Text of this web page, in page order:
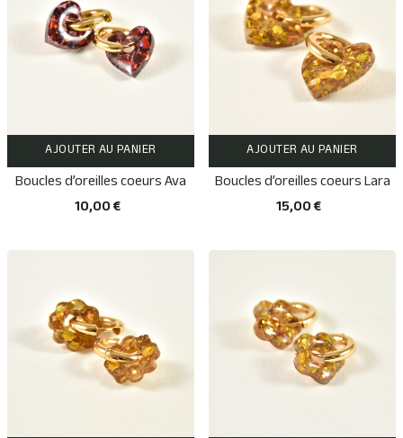
AJOUTER AU PANIER
Boucles d’oreilles coeurs Ava
10,00 €
AJOUTER AU PANIER
Boucles d’oreilles coeurs Lara
15,00 €